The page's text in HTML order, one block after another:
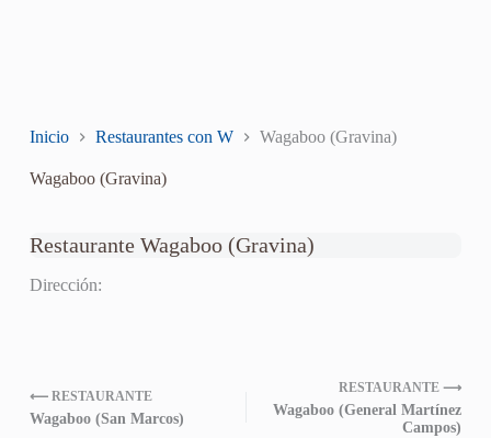
Inicio Restaurantes con W Wagaboo (Gravina)
Wagaboo (Gravina)
Restaurante Wagaboo (Gravina)
Dirección:
⟵ RESTAURANTE
Wagaboo (San Marcos)
RESTAURANTE ⟶
Wagaboo (General Martínez
Campos)